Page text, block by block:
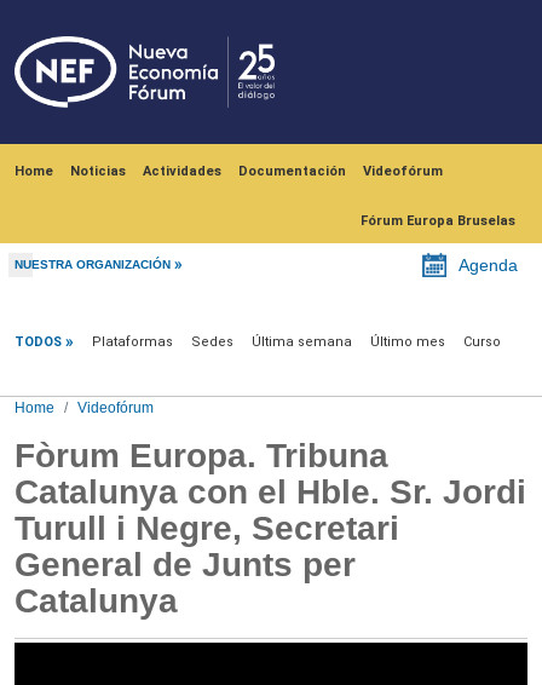
Home Noticias Actividades Documentación Videofórum
Fórum Europa Bruselas
NUESTRA ORGANIZACIÓN Agenda
TODOS Plataformas Sedes Última semana Último mes Curso
Home Videofórum
Fòrum Europa. Tribuna
Catalunya con el Hble. Sr. Jordi
Turull i Negre, Secretari
General de Junts per
Catalunya